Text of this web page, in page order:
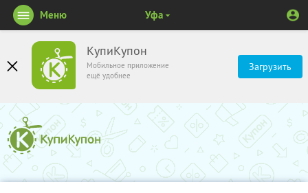
КупиКупон
Мобильное приложение
ещё удобнее
Загрузить
Меню Уфа